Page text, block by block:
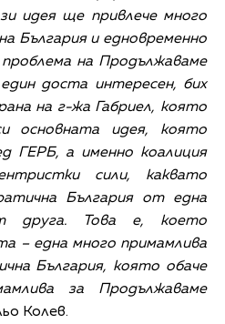
идея ще привлече много
България и едновременно
на Продължаваме
доста интересен, бих
на г-жа Габриел, която
основната идея, която
ГЕРБ, а именно коалиция
сили, каквато
България от една
друга. Това е, което
– една много примамлива
България, която обаче
за Продължаваме
Колев.